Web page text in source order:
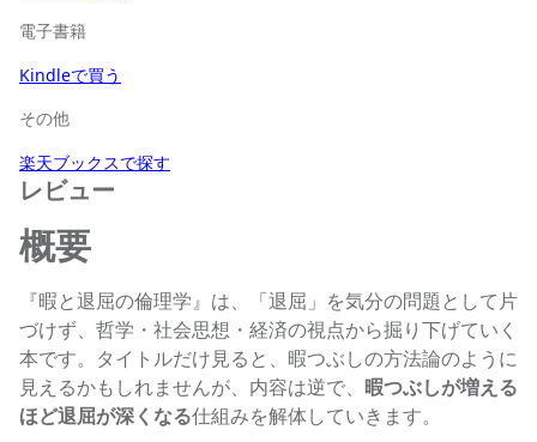
電子書籍
Kindleで買う
その他
楽天ブックスで探す
レビュー
概要
『暇と退屈の倫理学』は、「退屈」を気分の問題として片
づけず、哲学・社会思想・経済の視点から掘り下げていく
本です。タイトルだけ見ると、暇つぶしの方法論のように
見えるかもしれませんが、内容は逆で、 暇つぶしが増える
ほど退屈が深くなる仕組みを解体していきます。